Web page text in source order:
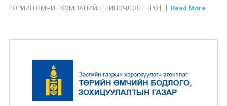
ТӨРИЙН ӨМЧИТ КОМПАНИЙН ШИНЭЧЛЭЛ – IPO [...] Read More